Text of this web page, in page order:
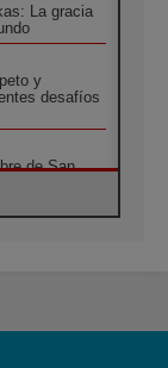
La gracia
y
desafíos
de San